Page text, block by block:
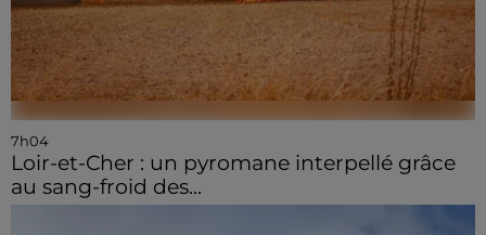
7h04
Loir-et-Cher : un pyromane interpellé grâce
au sang-froid des...